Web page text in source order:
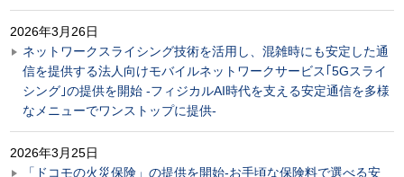
2026年3月26日
ネットワークスライシング技術を活用し、混雑時にも安定した通
信を提供する法人向けモバイルネットワークサービス｢5Gスライ
シング｣の提供を開始 -フィジカルAI時代を支える安定通信を多様
なメニューでワンストップに提供-
2026年3月25日
「ドコモの火災保険」の提供を開始-お手頃な保険料で選べる安